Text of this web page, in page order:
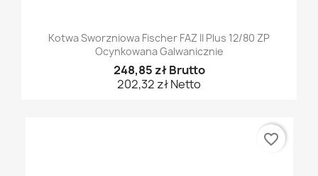
Kotwa Sworzniowa Fischer FAZ II Plus 12/80 ZP
Ocynkowana Galwanicznie
248,85 zł Brutto
202,32 zł Netto
favorite_border